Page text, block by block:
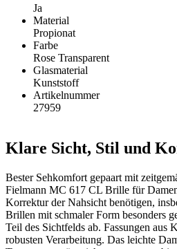
Ja
Material
Propionat
Farbe
Rose Transparent
Glasmaterial
Kunststoff
Artikelnummer
27959
Klare Sicht, Stil und
Bester Sehkomfort gepaart mit
Fielmann MC 617 CL Brille für
Korrektur der Nahsicht benötigen,
Brillen mit schmaler Form besonders
Teil des Sichtfelds ab. Fassungen aus
robusten Verarbeitung. Das leichte